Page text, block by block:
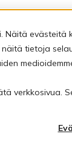
tietoja
verkkosivua.